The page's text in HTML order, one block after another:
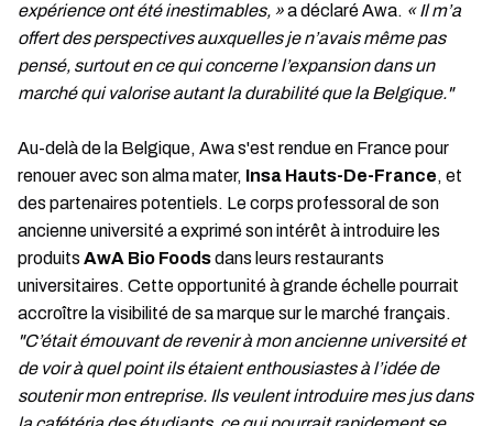
expérience ont été inestimables, »a déclaré Awa. « Il m’a
offert des perspectives auxquelles je n’avais même pas
pensé, surtout en ce qui concerne l’expansion dans un
marché qui valorise autant la durabilité que la Belgique."
Au-delà de la Belgique, Awa s'est rendue en France pour
renouer avec son alma mater, Insa Hauts-De-France, et
des partenaires potentiels. Le corps professoral de son
ancienne université a exprimé son intérêt à introduire les
produits AwA Bio Foodsdans leurs restaurants
universitaires. Cette opportunité à grande échelle pourrait
accroître la visibilité de sa marque sur le marché français.
"C’était émouvant de revenir à mon ancienne université et
de voir à quel point ils étaient enthousiastes à l’idée de
soutenir mon entreprise. Ils veulent introduire mes jus dans